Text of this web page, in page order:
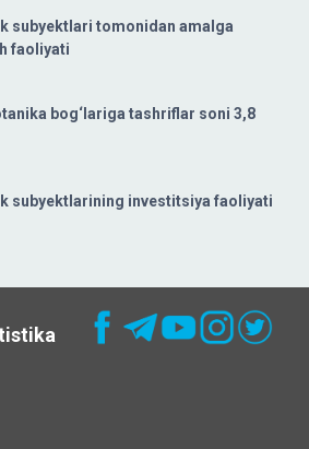
subyektlari tomonidan amalga
faoliyati
bog‘lariga tashriflar soni 3,8
subyektlarining investitsiya faoliyati